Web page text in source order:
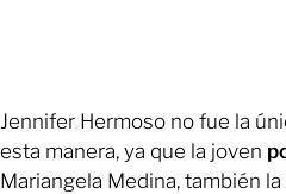
Jennifer Hermoso no fue la
esta manera, ya que la joven
Mariangela Medina, también